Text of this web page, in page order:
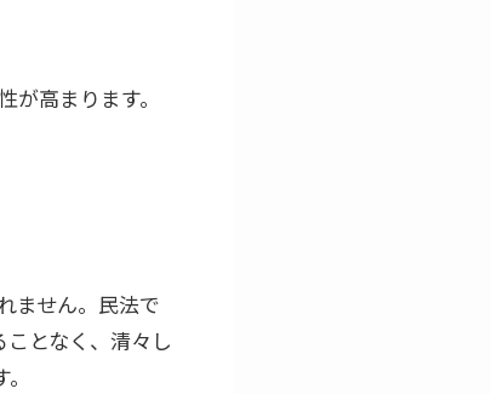
高まります。
ません。民法で
となく、清々し